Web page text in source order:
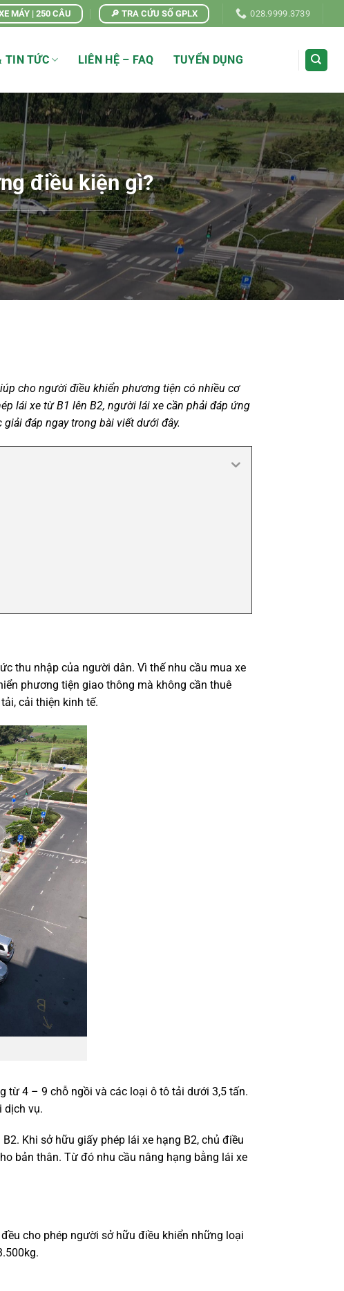
MÁY | 250 CÂU 🔎 TRA CỨU SỐ GPLX 028.9999.3739
TIN TỨC LIÊN HỆ – FAQ TUYỂN DỤNG
điều kiện gì?
cho người điều khiển phương tiện có nhiều cơ
lái xe từ B1 lên B2, người lái xe cần phải đáp ứng
đáp ngay trong bài viết dưới đây.
thu nhập của người dân. Vì thế nhu cầu mua xe
phương tiện giao thông mà không cần thuê
cải thiện kinh tế.
từ 4 – 9 chỗ ngồi và các loại ô tô tải dưới 3,5 tấn.
dịch vụ.
Khi sở hữu giấy phép lái xe hạng B2, chủ điều
bản thân. Từ đó nhu cầu nâng hạng bằng lái xe
cho phép người sở hữu điều khiển những loại